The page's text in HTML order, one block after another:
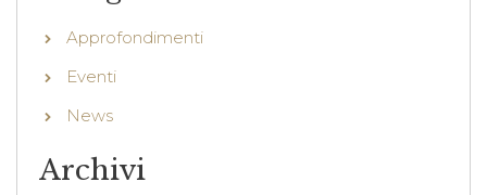
Approfondimenti
Eventi
News
Archivi